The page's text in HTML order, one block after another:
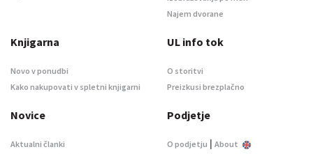
Najem dvorane
Knjigarna
Novo v ponudbi
Kako nakupovati v spletni knjigarni
UL info tok
O storitvi
Preizkusi brezplačno
Novice
Aktualni članki
Podjetje
O podjetju | About